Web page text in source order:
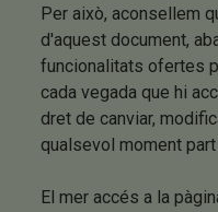
Per això, aconsellem
d'aquest document,
funcionalitats ofertes
cada vegada que hi
dret de canviar,
qualsevol moment
El mer accés a la